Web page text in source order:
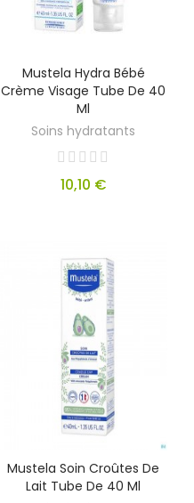
Mustela Hydra Bébé
Crème Visage Tube De 40
Ml
Soins hydratants
10,10 €
Mustela Soin Croûtes De
Lait Tube De 40 Ml